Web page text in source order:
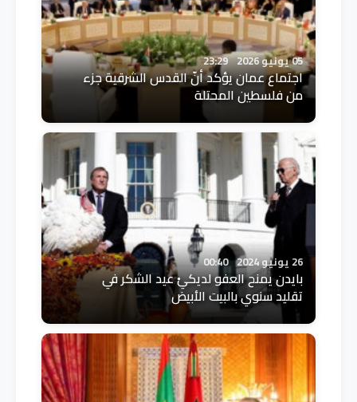
05 يونيو 2026 23:29
اجتماع عمان يؤكد أنّ القدس الشرقية جزء
من فلسطين المحتلة
26 يونيو 2024 00:40
بايدن يمنح العفو لديكيْ عيد الشكر في
تقليد سنوي بالبيت الأبيض